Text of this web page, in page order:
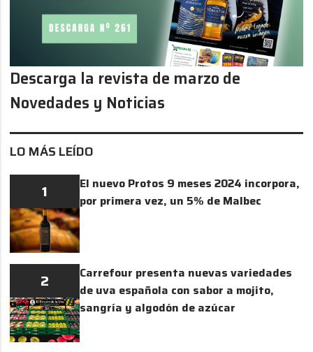
LO MÁS LEÍDO
1
El nuevo Protos 9 meses 2024 incorpora,
por primera vez, un 5% de Malbec
2
Carrefour presenta nuevas variedades
de uva española con sabor a mojito,
sangría y algodón de azúcar
Descarga la revista de marzo de
Novedades y Noticias